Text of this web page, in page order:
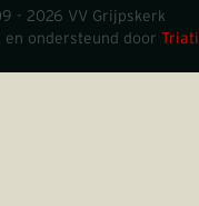
- 2026 VV Grijpskerk
en ondersteund door Triati